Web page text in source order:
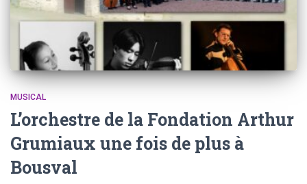
MUSICAL
L’orchestre de la Fondation Arthur
Grumiaux une fois de plus à
Bousval